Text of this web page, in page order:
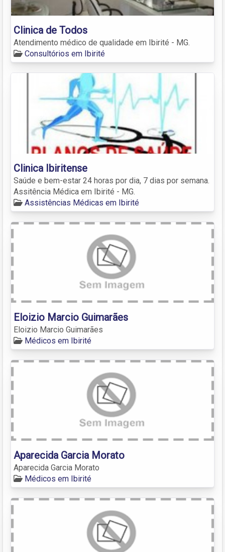
Clinica de Todos
Atendimento médico de qualidade em Ibirité - MG.
Consultórios em Ibirité
Clinica Ibiritense
Saúde e bem-estar 24 horas por dia, 7 dias por semana.
Assitência Médica em Ibirité - MG.
Assistências Médicas em Ibirité
Eloizio Marcio Guimarães
Eloizio Marcio Guimarães
Médicos em Ibirité
Aparecida Garcia Morato
Aparecida Garcia Morato
Médicos em Ibirité